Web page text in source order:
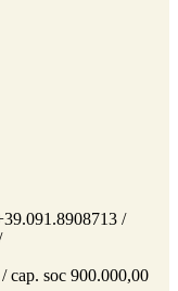
/
cap. soc 900.000,00